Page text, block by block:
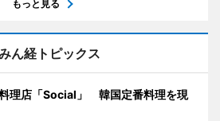
もっと見る
ん経トピックス
理店「Social」 韓国定番料理を現